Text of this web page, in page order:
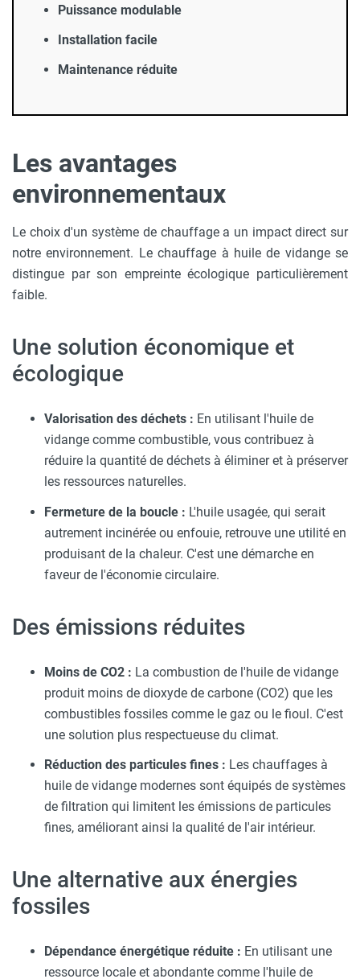
Puissance modulable
Installation facile
Maintenance réduite
Les avantages
environnementaux
Le choix d'un système de chauffage a un impact direct sur
notre environnement. Le chauffage à huile de vidange se
distingue par son empreinte écologique particulièrement
faible.
Une solution économique et
écologique
Valorisation des déchets : En utilisant l'huile de
vidange comme combustible, vous contribuez à
réduire la quantité de déchets à éliminer et à préserver
les ressources naturelles.
Fermeture de la boucle : L'huile usagée, qui serait
autrement incinérée ou enfouie, retrouve une utilité en
produisant de la chaleur. C'est une démarche en
faveur de l'économie circulaire.
Des émissions réduites
Moins de CO2 : La combustion de l'huile de vidange
produit moins de dioxyde de carbone (CO2) que les
combustibles fossiles comme le gaz ou le fioul. C'est
une solution plus respectueuse du climat.
Réduction des particules fines : Les chauffages à
huile de vidange modernes sont équipés de systèmes
de filtration qui limitent les émissions de particules
fines, améliorant ainsi la qualité de l'air intérieur.
Une alternative aux énergies
fossiles
Dépendance énergétique réduite : En utilisant une
ressource locale et abondante comme l'huile de